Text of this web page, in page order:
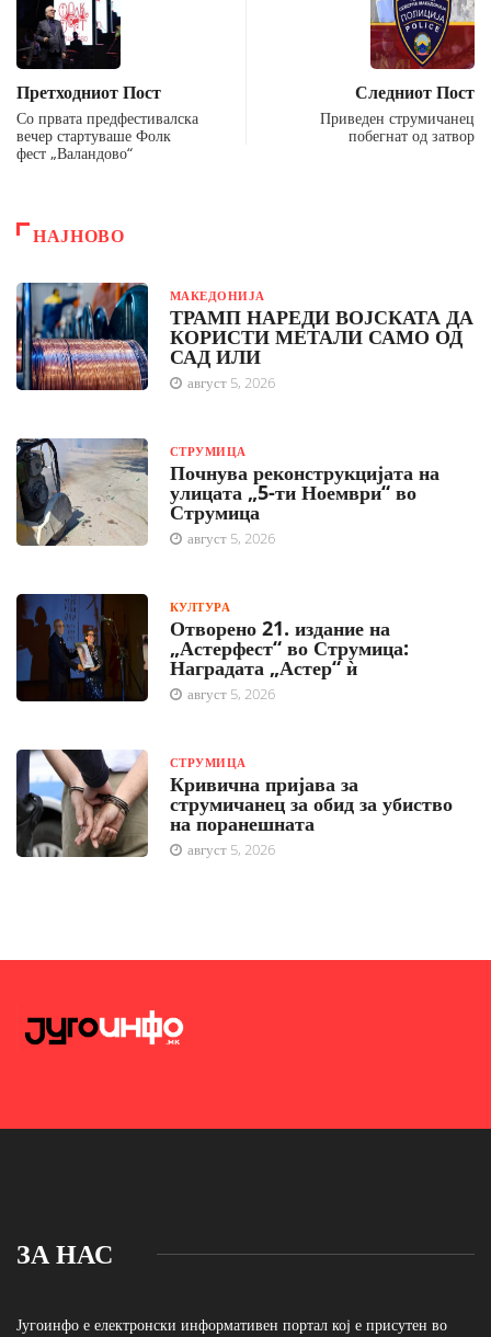
Претходниот Пост
Со првата предфестивалска
вечер стартуваше Фолк
фест „Валандово“
Следниот Пост
Приведен струмичанец
побегнат од затвор
НАЈНОВО
МАКЕДОНИЈА
ТРАМП НАРЕДИ ВОЈСКАТА ДА
КОРИСТИ МЕТАЛИ САМО ОД
САД ИЛИ
август 5, 2026
СТРУМИЦА
Почнува реконструкцијата на
улицата „5-ти Ноември“ во
Струмица
август 5, 2026
КУЛТУРА
Отворено 21. издание на
„Астерфест“ во Струмица:
Наградата „Астер“ ѝ
август 5, 2026
СТРУМИЦА
Кривична пријава за
струмичанец за обид за убиство
на поранешната
август 5, 2026
ЗА НАС
Југоинфо е електронски информативен портал кој е присутен во